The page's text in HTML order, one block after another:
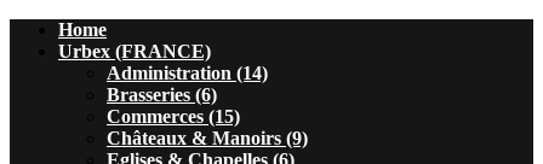
Home
Urbex (FRANCE)
Administration (14)
Brasseries (6)
Commerces (15)
Châteaux & Manoirs (9)
Eglises & Chapelles (6)